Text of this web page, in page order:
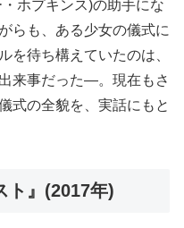
ホプキンス)の助手にな
らも、ある少女の儀式に
を待ち構えていたのは、
来事だった―。現在もさ
式の全貌を、実話にもと
ト』(2017年)